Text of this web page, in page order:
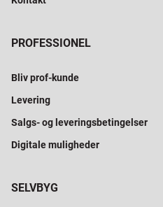
PROFESSIONEL
Bliv prof-kunde
Levering
Salgs- og leveringsbetingelser
Digitale muligheder
SELVBYG